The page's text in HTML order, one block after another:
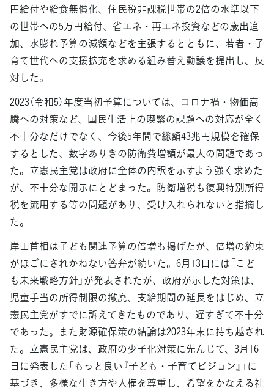
円給付や給食無償化、住民税非課税世帯の2倍の水準以下
の世帯への5万円給付、省エネ・再エネ投資などの歳出追
加、水膨れ予算の減額などを主張するとともに、若者・子
育て世代への支援拡充を求める組み替え動議を提出し、反
対した。
2023（令和5）年度当初予算については、コロナ禍・物価高
騰への対策など、国民生活上の喫緊の課題への対応が全く
不十分なだけでなく、今後5年間で総額43兆円規模を確保
するとした、数字ありきの防衛費増額が最大の問題であっ
た。立憲民主党は政府に全体の内訳を示すよう強く求めた
が、不十分な開示にとどまった。防衛増税も復興特別所得
税を流用する等の問題があり、受け入れられないと指摘し
た。
岸田首相は子ども関連予算の倍増も掲げたが、倍増の約束
がほごにされかねない答弁が続いた。6月13日には「こど
も未来戦略方針」が発表されたが、政府が示した対策は、
児童手当の所得制限の撤廃、支給期間の延長をはじめ、立
憲民主党がすでに訴えてきたものであり、遅すぎて不十分
であった。また財源確保策の結論は2023年末に持ち越され
た。立憲民主党は、政府の少子化対策に先んじて、3月16
日に発表した「もっと良い『子ども・子育てビジョン』」に
基づき、多様な生き方や人権を尊重し、希望をかなえる社